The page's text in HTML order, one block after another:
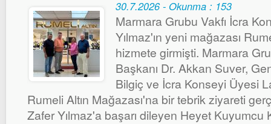
30.7.2026 - Okunma : 153
Marmara Grubu Vakfı İcra
Yılmaz'ın yeni mağazası
hizmete girmişti. Marmara
Başkanı Dr. Akkan Suver,
Bilgiç ve İcra Konseyi Üyesi
Rumeli Altın Mağazası'na bir tebrik ziyareti
Zafer Yılmaz'a başarı dileyen Heyet Kuyumcu